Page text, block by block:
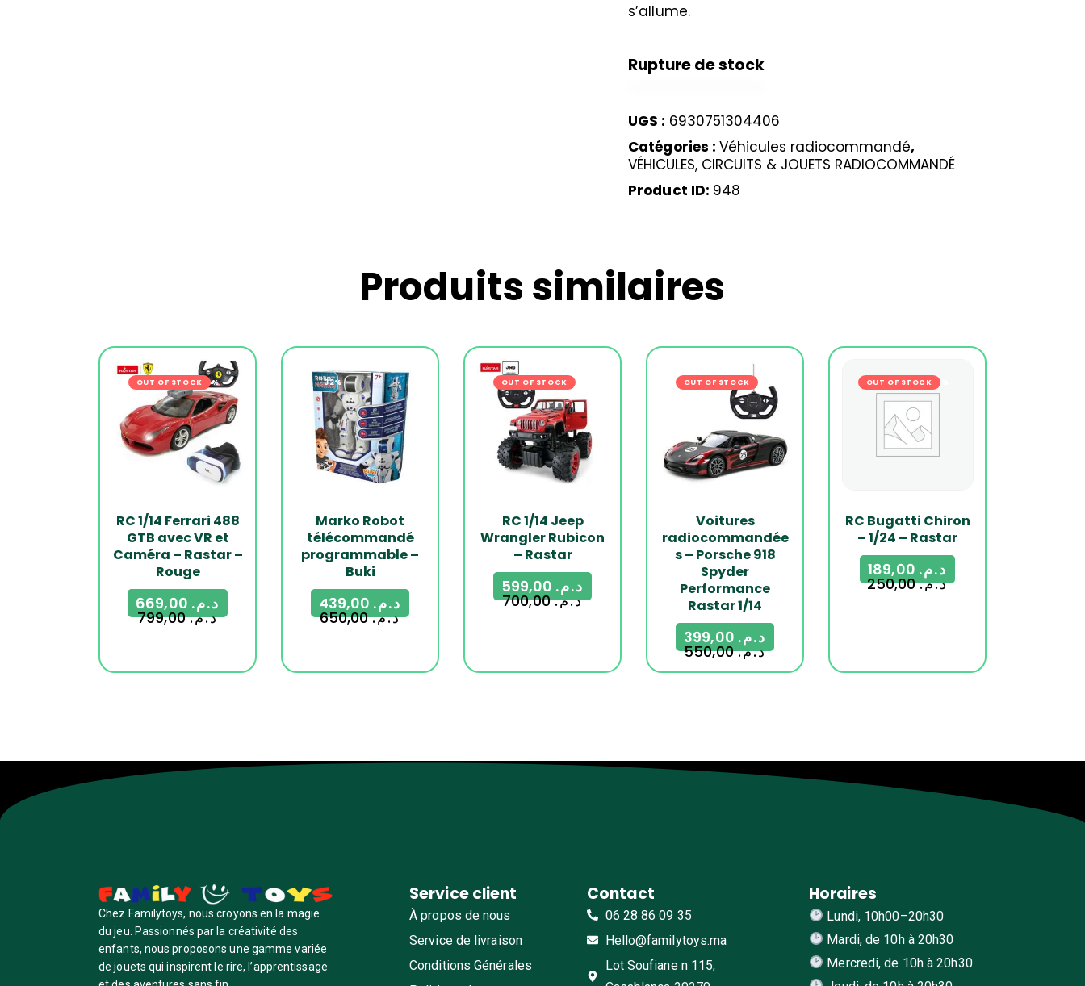
s’allume.
Rupture de stock
UGS : 6930751304406
Catégories :Véhicules radiocommandé,
VÉHICULES, CIRCUITS & JOUETS RADIOCOMMANDÉ
Product ID: 948
Produits similaires
OUT OF STOCK-16%
RC 1/14 Ferrari 488
GTB avec VR et
Caméra – Rastar –
Rouge
د.م.799,00
د.م.
-32%
Marko Robot
télécommandé
programmable –
Buki
د.م.650,00
د.م.
OUT OF STOCK-14%
RC 1/14 Jeep
Wrangler Rubicon
– Rastar
د.م.700,00
د.م.
OUT OF STOCK-27%
Voitures
radiocommandée
s – Porsche 918
Spyder
Performance
Rastar 1/14
د.م.550,00
د.م.
OUT OF STOCK-24%
RC Bugatti Chiron
– 1/24 – Rastar
د.م.250,00
د.م.
Chez Familytoys, nous croyons en la magie
du jeu. Passionnés par la créativité des
enfants, nous proposons une gamme variée
de jouets qui inspirent le rire, l’apprentissage
Service client
À propos de nous
Service de livraison
Conditions Générales
Contact
06 28 86 09 35
Hello@familytoys.ma
Lot Soufiane n 115,
Horaires
Lundi, 10h00–20h30
Mardi, de 10h à 20h30
Mercredi, de 10h à 20h30